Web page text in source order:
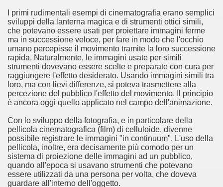
I primi rudimentali esempi di cinematografia erano semplici
sviluppi della lanterna magica e di strumenti ottici simili,
che potevano essere usati per proiettare immagini ferme
ma in successione veloce, per fare in modo che l'occhio
umano percepisse il movimento tramite la loro successione
rapida. Naturalmente, le immagini usate per simili
strumenti dovevano essere scelte e preparate con cura per
raggiungere l'effetto desiderato. Usando immagini simili tra
loro, ma con lievi differenze, si poteva trasmettere alla
percezione del pubblico l'effetto del movimento. Il principio
è ancora oggi quello applicato nel campo dell'animazione.
Con lo sviluppo della fotografia, e in particolare della
pellicola cinematografica (film) di celluloide, divenne
possibile registrare le immagini "in continuum". L'uso della
pellicola, inoltre, era decisamente più comodo per un
sistema di proiezione delle immagini ad un pubblico,
quando all'epoca si usavano strumenti che potevano
essere utilizzati da una persona per volta, che doveva
guardare all'interno dell'oggetto.
è riuscito a tenere alto il proprio nome, è anche
nella storia del cinema